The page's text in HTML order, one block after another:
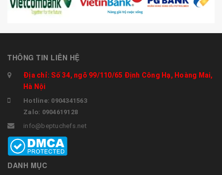
THÔNG TIN LIÊN HỆ
Địa chỉ: Số 34, ngõ 99/110/65 Định Công Hạ, Hoàng Mai,
Hà Nội
Hotline: 0904341563
Zalo: 0904619128
info@beptuchefs.net
DANH MỤC